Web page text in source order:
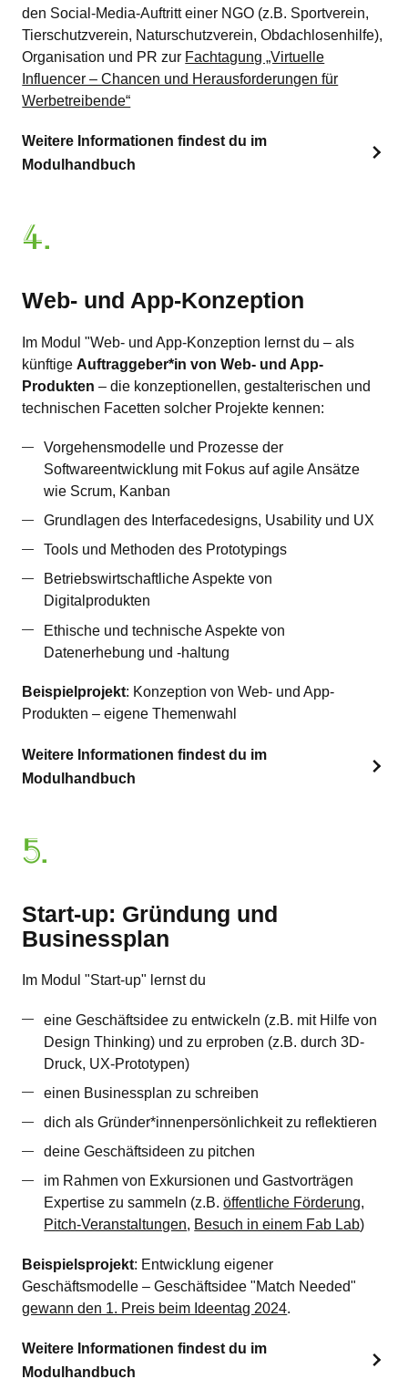
den Social-Media-Auftritt einer NGO (z.B. Sportverein,
Tierschutzverein, Naturschutzverein, Obdachlosenhilfe),
Organisation und PR zur Fachtagung „Virtuelle
Influencer – Chancen und Herausforderungen für
Werbetreibende“
Weitere Informationen findest du im
Modulhandbuch
4.
Web- und App-Konzeption
Im Modul "Web- und App-Konzeption lernst du – als
künftige Auftraggeber*in von Web- und App-
Produkten – die konzeptionellen, gestalterischen und
technischen Facetten solcher Projekte kennen:
Vorgehensmodelle und Prozesse der
Softwareentwicklung mit Fokus auf agile Ansätze
wie Scrum, Kanban
Grundlagen des Interfacedesigns, Usability und UX
Tools und Methoden des Prototypings
Betriebswirtschaftliche Aspekte von
Digitalprodukten
Ethische und technische Aspekte von
Datenerhebung und -haltung
Beispielprojekt: Konzeption von Web- und App-
Produkten – eigene Themenwahl
Weitere Informationen findest du im
Modulhandbuch
5.
Start-up: Gründung und
Businessplan
Im Modul "Start-up" lernst du
eine Geschäftsidee zu entwickeln (z.B. mit Hilfe von
Design Thinking) und zu erproben (z.B. durch 3D-
Druck, UX-Prototypen)
einen Businessplan zu schreiben
dich als Gründer*innenpersönlichkeit zu reflektieren
deine Geschäftsideen zu pitchen
im Rahmen von Exkursionen und Gastvorträgen
Expertise zu sammeln (z.B.öffentliche Förderung,
Pitch-Veranstaltungen, Besuch in einem Fab Lab)
Beispielsprojekt: Entwicklung eigener
Geschäftsmodelle – Geschäftsidee "Match Needed"
gewann den 1. Preis beim Ideentag 2024.
Weitere Informationen findest du im
Modulhandbuch